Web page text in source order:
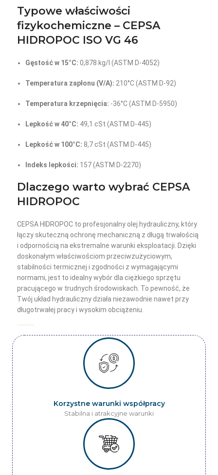
Typowe właściwości
fizykochemiczne – CEPSA
HIDROPOC ISO VG 46
Gęstość w 15°C: 0,878 kg/l (ASTM D-4052)
Temperatura zapłonu (V/A): 210°C (ASTM D-92)
Temperatura krzepnięcia: -36°C (ASTM D-5950)
Lepkość w 40°C: 49,1 cSt (ASTM D-445)
Lepkość w 100°C: 8,7 cSt (ASTM D-445)
Indeks lepkości: 157 (ASTM D-2270)
Dlaczego warto wybrać CEPSA
HIDROPOC
CEPSA HIDROPOC to profesjonalny olej hydrauliczny, który
łączy skuteczną ochronę mechaniczną z długą trwałością
i odpornością na ekstremalne warunki eksploatacji. Dzięki
doskonałym właściwościom przeciwzużyciowym,
stabilności termicznej i zgodności z wymagającymi
normami, jest to idealny wybór dla ciężkiego sprzętu
pracującego w trudnych środowiskach. To pewność, że
Twój układ hydrauliczny działa niezawodnie nawet przy
długotrwałej pracy i wysokim obciążeniu.
Korzystne warunki współpracy
Stabilna i atrakcyjne warunki